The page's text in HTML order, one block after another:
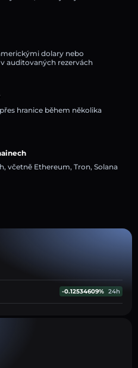
dolary nebo
auditovaných rezervách
hranice během několika
včetně Ethereum, Tron, Solana
-0.12534609% 24h